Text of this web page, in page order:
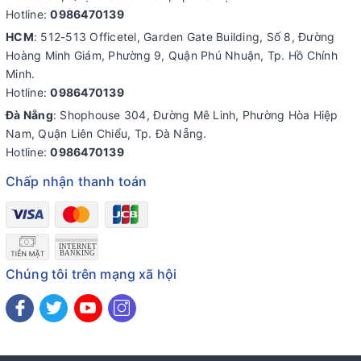
Hotline:0986470139
HCM: 512-513 Officetel, Garden Gate Building, Số 8, Đường
Hoàng Minh Giám, Phường 9, Quận Phú Nhuận, Tp. Hồ Chính
Minh.
Hotline:0986470139
Đà Nẵng: Shophouse 304, Đường Mê Linh, Phường Hòa Hiệp
Nam, Quận Liên Chiểu, Tp. Đà Nẵng.
Hotline:0986470139
Chấp nhận thanh toán
Chúng tôi trên mạng xã hội